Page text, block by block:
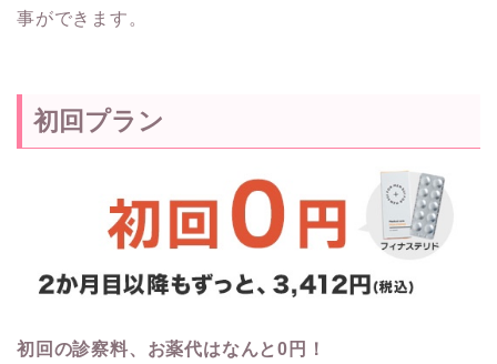
事ができます。
初回プラン
初回の診察料、お薬代はなんと0円！